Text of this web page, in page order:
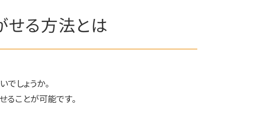
る方法とは
しょうか。
ことが可能です。